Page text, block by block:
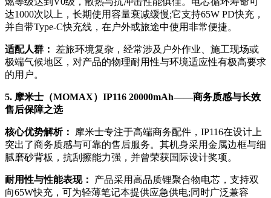
达1000次以上，长期使用容量衰减缓慢;它支持65W PD快充，
并自带Type-C快充线，在户外或旅途中使用非常便捷。
适配人群：
差旅环境复杂，经常涉及户外作业、施工现场或
极端气候地区，对产品的物理耐用性与环境适应性有极高要求
的用户。
5. 摩米士（MOMAX）IP116 20000mAh——商务质感与长效
售后保障之选
核心优势解析：
摩米士专注于高端商务配件，IP116在设计上
突出了商务质感与可靠的售后服务。其机身采用金属边框与细
腻磨砂背板，抗刮擦能力强，并曾荣获国际设计奖项。
耐用性与性能表现：
产品采用高品质锂聚合物电芯，支持双
向65W快充，可为轻薄笔记本提供应急供电;同时广泛兼容